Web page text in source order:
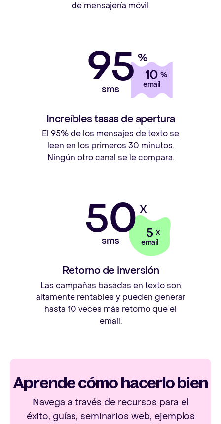
de mensajería móvil.
10 %
email
95 %
sms
Increíbles tasas de apertura
El 95% de los mensajes de texto se
leen en los primeros 30 minutos.
Ningún otro canal se le compara.
5 X
email
50 X
sms
Retorno de inversión
Las campañas basadas en texto son
altamente rentables y pueden generar
hasta 10 veces más retorno que el
email.
Aprende cómo hacerlo bien
Navega a través de recursos para el
éxito, guías, seminarios web, ejemplos